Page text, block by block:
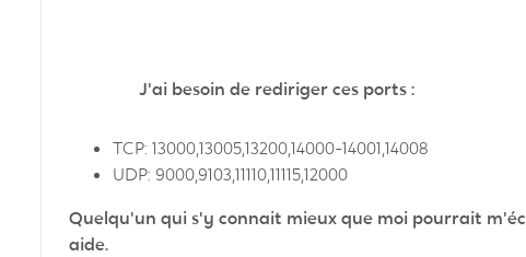
J'ai besoin de rediriger ces ports :
TCP: 13000,13005,13200,14000-14001,14008
UDP: 9000,9103,11110,11115,12000
Quelqu'un qui s'y connait mieux que moi pourrait
aide.